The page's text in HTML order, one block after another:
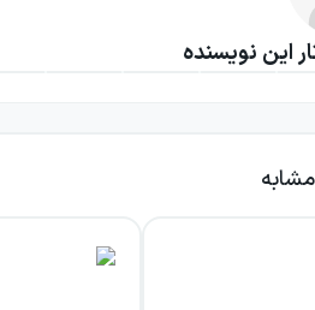
آغاز راه فعل‌ها
دروس: زمان و ساختار، صیغه
دروس: اسم‌ها، عددها، تاثیر وزن
حروف سرنوشت‌ساز+ ترجمه
این نویسنده